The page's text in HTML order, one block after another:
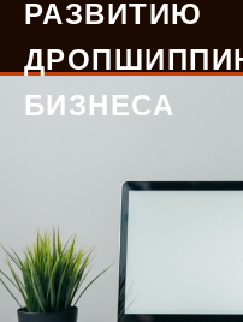
РАЗВИТИЮ
БИЗНЕСА